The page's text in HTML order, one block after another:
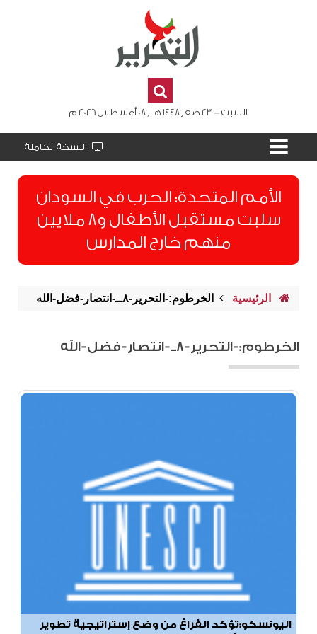
السبت - 23 صفر 1448 هـ , 08 أغسطس 2026 م
النسخة الكاملة
الأمم المتحدة: الحرب في السودان
سلبت مستقبل الأطفال و8 ملايين
منهم خارج المدارس
الرئيسية الخرطوم:-التحرير-٨ــ-انتصار-فضل-الله
الخرطوم:-التحرير-٨ــ-انتصار-فضل-الله
اليونسكو:تؤكد الفراغ من وضع إستراتيجية تطوير